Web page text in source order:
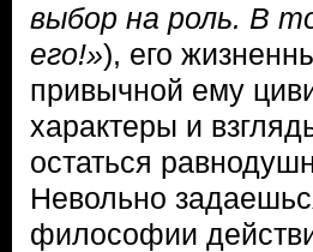
выбор на роль. В
его!»), его
привычной ему
характеры и
остаться
Невольно
философии